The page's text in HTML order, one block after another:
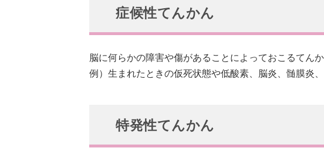
症候性てんかん
脳に何らかの障害や傷があることによっておこるてん
例）生まれたときの仮死状態や低酸素、脳炎、髄膜炎
特発性てんかん